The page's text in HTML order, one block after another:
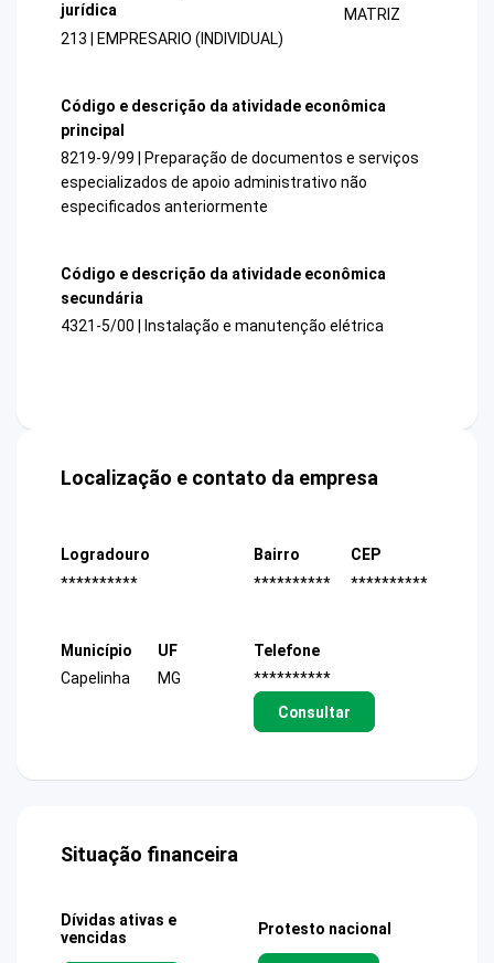
jurídica
213 | EMPRESARIO (INDIVIDUAL)
MATRIZ
Código e descrição da atividade econômica
principal
8219-9/99 | Preparação de documentos e serviços
especializados de apoio administrativo não
especificados anteriormente
Código e descrição da atividade econômica
secundária
4321-5/00 | Instalação e manutenção elétrica
Localização e contato da empresa
Logradouro
**********
Bairro
**********
CEP
**********
Município
Capelinha
UF
MG
Telefone
**********
Consultar
Situação financeira
Dívidas ativas e
vencidas
Protesto nacional